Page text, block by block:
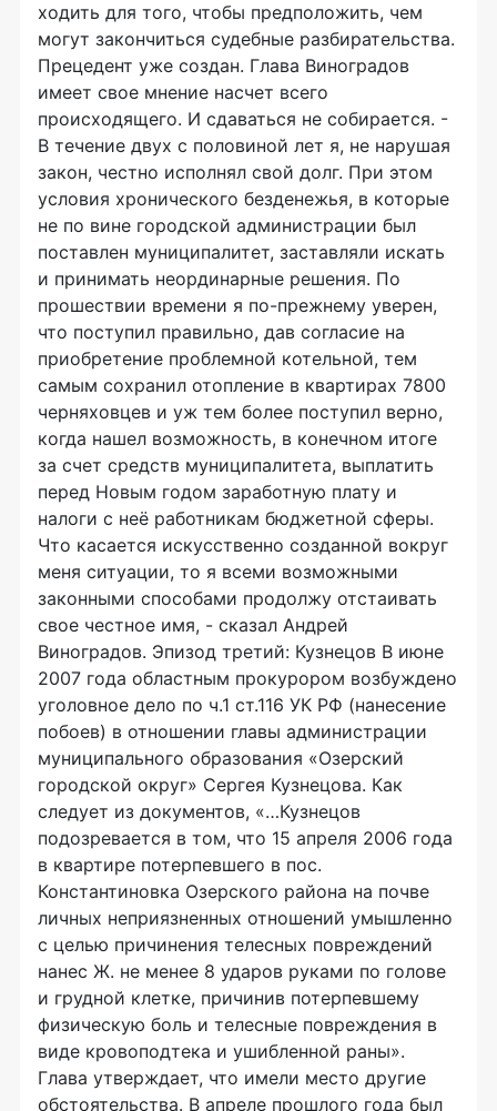
ходить для того, чтобы предположить, чем
могут закончиться судебные разбирательства.
Прецедент уже создан. Глава Виноградов
имеет свое мнение насчет всего
происходящего. И сдаваться не собирается. -
В течение двух с половиной лет я, не нарушая
закон, честно исполнял свой долг. При этом
условия хронического безденежья, в которые
не по вине городской администрации был
поставлен муниципалитет, заставляли искать
и принимать неординарные решения. По
прошествии времени я по-прежнему уверен,
что поступил правильно, дав согласие на
приобретение проблемной котельной, тем
самым сохранил отопление в квартирах 7800
черняховцев и уж тем более поступил верно,
когда нашел возможность, в конечном итоге
за счет средств муниципалитета, выплатить
перед Новым годом заработную плату и
налоги с неё работникам бюджетной сферы.
Что касается искусственно созданной вокруг
меня ситуации, то я всеми возможными
законными способами продолжу отстаивать
свое честное имя, - сказал Андрей
Виноградов. Эпизод третий: Кузнецов В июне
2007 года областным прокурором возбуждено
уголовное дело по ч.1 ст.116 УК РФ (нанесение
побоев) в отношении главы администрации
муниципального образования «Озерский
городской округ» Сергея Кузнецова. Как
следует из документов, «…Кузнецов
подозревается в том, что 15 апреля 2006 года
в квартире потерпевшего в пос.
Константиновка Озерского района на почве
личных неприязненных отношений умышленно
с целью причинения телесных повреждений
нанес Ж. не менее 8 ударов руками по голове
и грудной клетке, причинив потерпевшему
физическую боль и телесные повреждения в
виде кровоподтека и ушибленной раны».
Глава утверждает, что имели место другие
обстоятельства. В апреле прошлого года был